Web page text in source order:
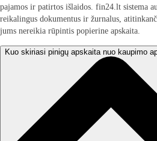
pajamos ir patirtos išlaidos. fin24.lt sistema
reikalingus dokumentus ir žurnalus,
jums nereikia rūpintis popierine apskaita.
Kuo skiriasi pinigų apskaita nuo kaupimo